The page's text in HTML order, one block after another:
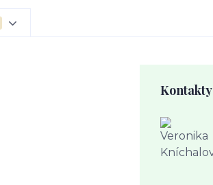
Kontakty